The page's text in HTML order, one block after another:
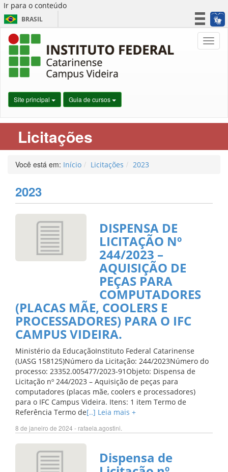
Ir para o conteúdo
BRASIL
Simplifique!
Site principal Guia de cursos
Licitações
Você está em: Início Licitações 2023
2023
DISPENSA DE
LICITAÇÃO Nº
244/2023 –
AQUISIÇÃO DE
PEÇAS PARA
COMPUTADORES
(PLACAS MÃE, COOLERS E
PROCESSADORES) PARA O IFC
CAMPUS VIDEIRA.
Ministério da EducaçãoInstituto Federal Catarinense
(UASG 158125)Número da Licitação: 244/2023Número do
processo: 23352.005477/2023-91Objeto: Dispensa de
Licitação nº 244/2023 – Aquisição de peças para
computadores (placas mãe, coolers e processadores)
para o IFC Campus Videira. Itens: 1 item Termo de
Referência Termo de[..] Leia mais +
8 de janeiro de 2024 - rafaela.agostini.
Dispensa de